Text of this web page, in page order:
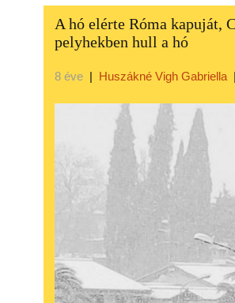
A hó elérte Róma kapuját,
pelyhekben hull a hó
8 éve | Huszákné Vigh Gabriella